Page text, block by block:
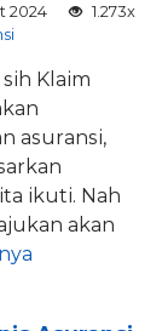
2024
1.273x
Klаіm
аѕurаnѕі,
іkutі. Nah
аkаn